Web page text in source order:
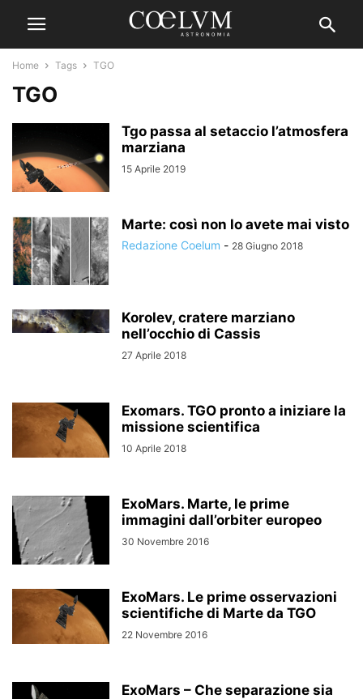
Home Tags TGO
TGO
Tgo passa al setaccio l’atmosfera
marziana
15 Aprile 2019
Marte: così non lo avete mai visto
Redazione Coelum - 28 Giugno 2018
Korolev, cratere marziano
nell’occhio di Cassis
27 Aprile 2018
Exomars. TGO pronto a iniziare la
missione scientifica
10 Aprile 2018
ExoMars. Marte, le prime
immagini dall’orbiter europeo
30 Novembre 2016
ExoMars. Le prime osservazioni
scientifiche di Marte da TGO
22 Novembre 2016
ExoMars – Che separazione sia